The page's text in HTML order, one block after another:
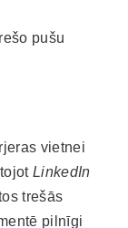
pušu
vietnei
LinkedIn
trešās
pilnīgi